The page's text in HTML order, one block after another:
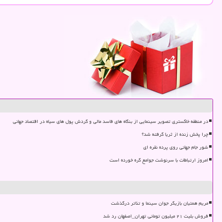
در منطقه خاکستری تصویر سینمایی از بنگاه های فاسد مالی و گردش پول های سیاه در اقتصاد جهانی
چرا پخش زنده از ثریا گرفته شد؟
شور جام جهانی روی پرده نقره ای
امروز ارتباطات با سرنوشت جوامع گره خورده است
مریم همتیان بازیگر جوان سینما و تئاتر درگذشت
فروش بلیت ۲۱ میلیون تومانی تهران_اصفهان رد شد